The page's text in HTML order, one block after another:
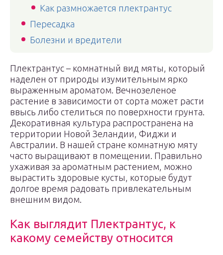
Как размножается плектрантус
Пересадка
Болезни и вредители
Плектрантус – комнатный вид мяты, который
наделен от природы изумительным ярко
выраженным ароматом. Вечнозеленое
растение в зависимости от сорта может расти
ввысь либо стелиться по поверхности грунта.
Декоративная культура распространена на
территории Новой Зеландии, Фиджи и
Австралии. В нашей стране комнатную мяту
часто выращивают в помещении. Правильно
ухаживая за ароматным растением, можно
вырастить здоровые кусты, которые будут
долгое время радовать привлекательным
внешним видом.
Как выглядит Плектрантус, к
какому семейству относится